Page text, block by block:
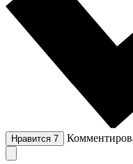
Нравится 7